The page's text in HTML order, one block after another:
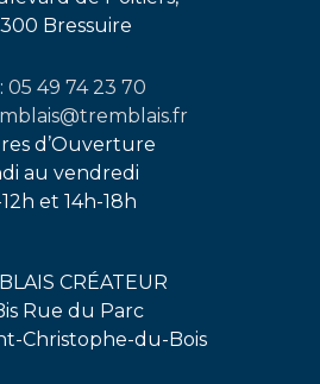
Bressuire
05 49 74 23 70
d’Ouverture
au vendredi
et 14h-18h
CRÉATEUR
Rue du Parc
Christophe-du-Bois